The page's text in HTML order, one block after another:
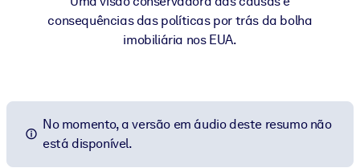
consequências das políticas por trás da bolha
imobiliária nos EUA.
No momento, a versão em áudio deste resumo não
está disponível.